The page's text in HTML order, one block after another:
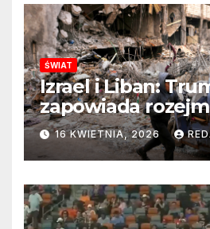
ŚWIAT
Izrael i Liban:
zapowiada
perspektywa
wojny wciąż
16 KWIETNIA, 2026